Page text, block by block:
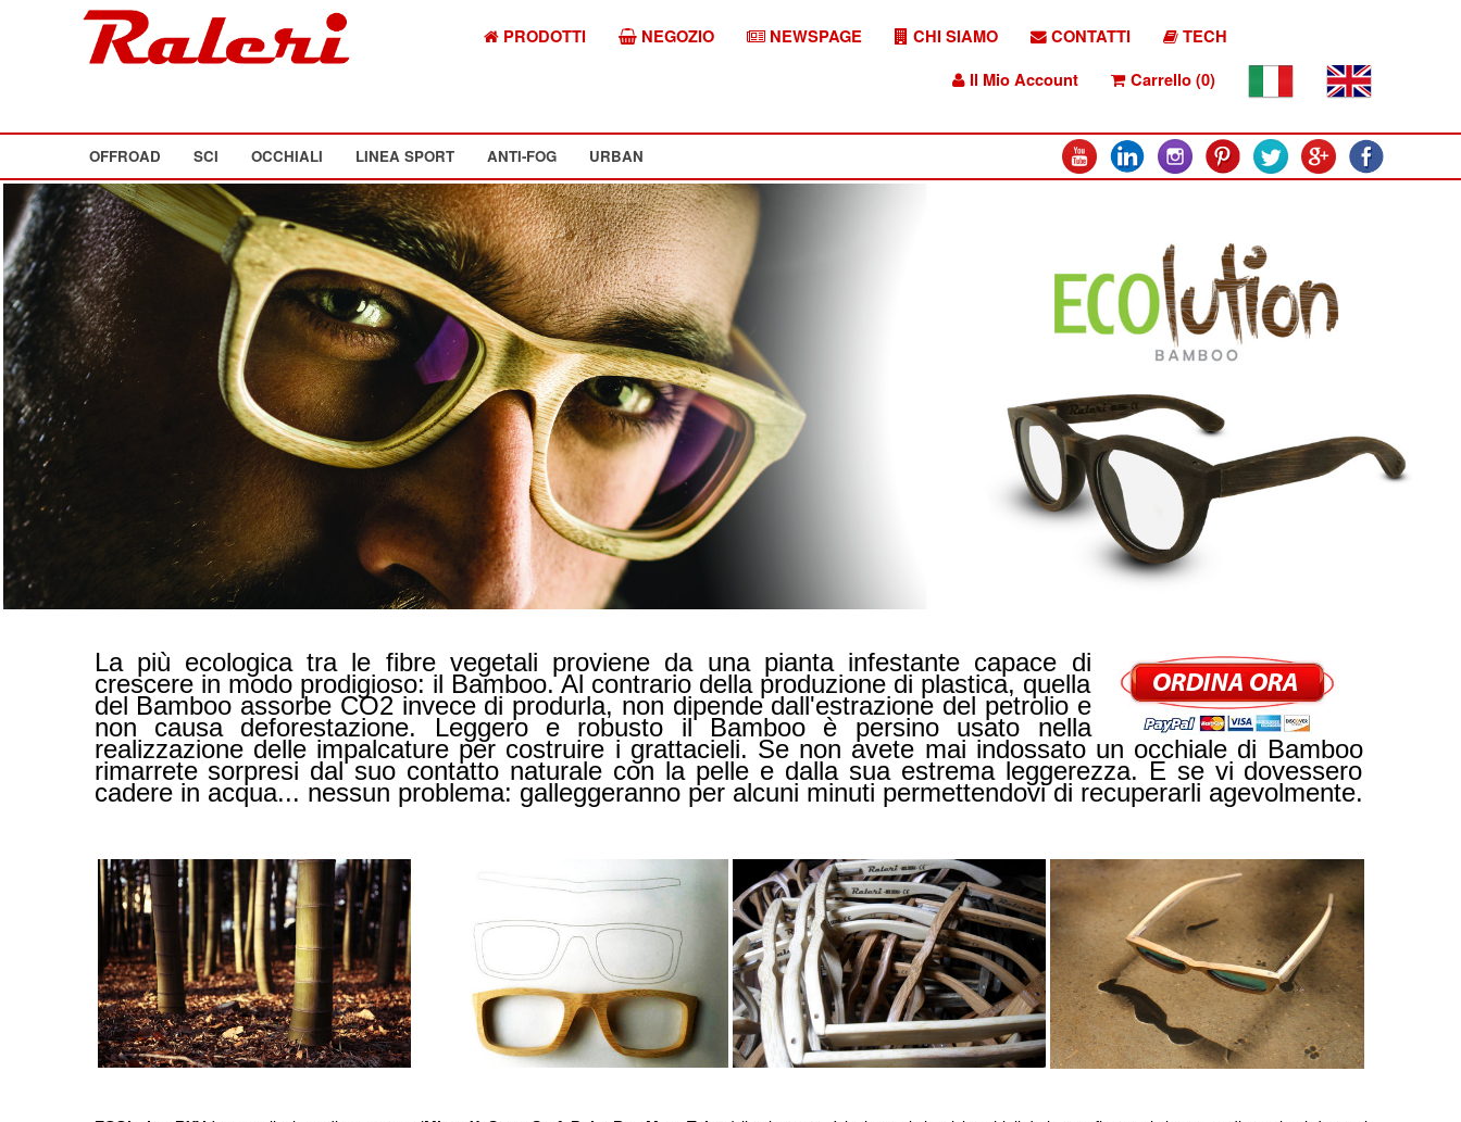
PRODOTTI NEGOZIO NEWSPAGE CHI SIAMO CONTATTI
TECH
Il Mio Account
Carrello (0)
OFFROAD SCI OCCHIALI LINEA SPORT ANTI-FOG URBAN
La più ecologica tra le fibre vegetali proviene da una pianta infestante capace di
crescere in modo prodigioso: il Bamboo. Al contrario della produzione di plastica, quella
del Bamboo assorbe CO2 invece di produrla, non dipende dall'estrazione del petrolio e
non causa deforestazione. Leggero e robusto il Bamboo è persino usato nella
realizzazione delle impalcature per costruire i grattacieli. Se non avete mai indossato un occhiale di Bamboo
rimarrete sorpresi dal suo contatto naturale con la pelle e dalla sua estrema leggerezza. E se vi dovessero
cadere in acqua... nessun problema: galleggeranno per alcuni minuti permettendovi di recuperarli agevolmente.